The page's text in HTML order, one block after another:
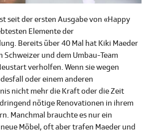
seit der ersten Ausgabe von «Happy
Elemente der
Bereits über 40 Mal hat Kiki Maeder
und dem Umbau-Team
verholfen. Wenn sie wegen
oder einem anderen
nicht mehr die Kraft oder die Zeit
nötige Renovationen in ihrem
Manchmal brauchte es nur ein
Möbel, oft aber trafen Maeder und